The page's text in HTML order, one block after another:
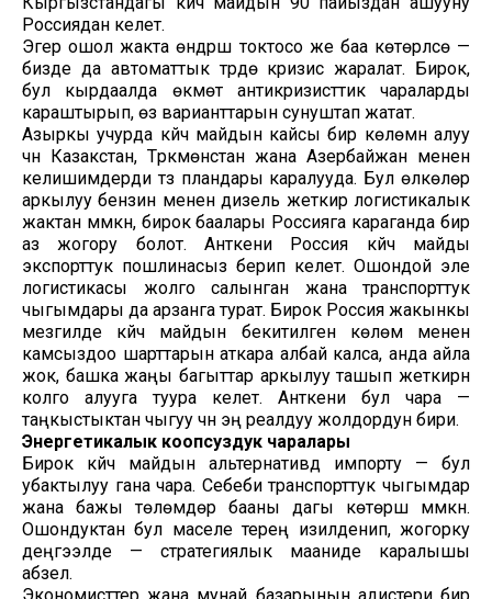
Россиядан келет.
Эгер ошол жакта өндүрүш токтосо же баа көтөрүлсө —
бизде да автоматтык түрдө кризис жаралат. Бирок,
бул кырдаалда өкмөт антикризисттик чараларды
караштырып, өз варианттарын сунуштап жатат.
Азыркы учурда күйүүчү майдын кайсы бир көлөмүн алуу
үчүн Казакстан, Түркмөнстан жана Азербайжан менен
келишимдерди түзүү пландары каралууда. Бул өлкөлөр
аркылуу бензин менен дизель жеткирүү логистикалык
жактан мүмкүн, бирок баалары Россияга караганда бир
аз жогору болот. Анткени Россия күйүүчү майды
экспорттук пошлинасыз берип келет. Ошондой эле
логистикасы жолго салынган жана транспорттук
чыгымдары да арзанга турат. Бирок Россия жакынкы
мезгилде күйүүчү майдын бекитилген көлөмү менен
камсыздоо шарттарын аткара албай калса, анда айла
жок, башка жаңы багыттар аркылуу ташып жеткирүүнү
колго алууга туура келет. Анткени бул чара —
таңкыстыктан чыгуу үчүн эң реалдуу жолдордун бири.
Энергетикалык коопсуздук чаралары
Бирок күйүүчү майдын альтернативдүү импорту — бул
убактылуу гана чара. Себеби транспорттук чыгымдар
жана бажы төлөмдөрү бааны дагы көтөрүшү мүмкүн.
Ошондуктан бул маселе терең изилденип, жогорку
деңгээлде — стратегиялык мааниде каралышы
абзел.